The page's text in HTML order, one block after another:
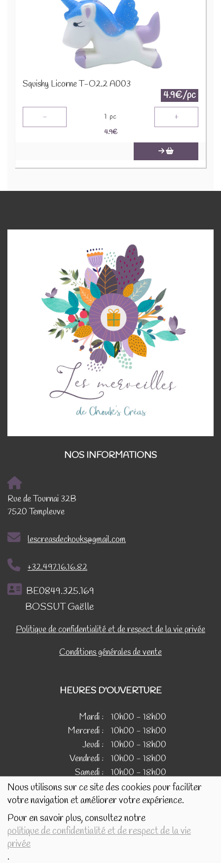
Nous utilisons sur ce site des cookies pour faciliter
votre navigation et améliorer votre expérience.
Pour en savoir plus, consultez notre
politique de confidentialité et de respect de la vie
privée
.
Squishy Licorne T-O2.2 A003
4.9€/pc
- 1 pc +
4.9€
NOS INFORMATIONS
Rue de Tournai 32B
7520 Templeuve
lescreasdechouks@gmail.com
+32.497.16.16.82
BE0849.325.169
BOSSUT Gaëlle
Politique de confidentialité et de respect de la vie privée
Conditions générales de vente
HEURES D'OUVERTURE
Mardi :
10h00 - 18h00
Mercredi :
10h00 - 18h00
Jeudi :
10h00 - 18h00
Vendredi :
10h00 - 18h00
Samedi :
10h00 - 18h00
IMAGES
Les images présentées pour illustrer les produits en vente
sur ce site ne sont pas contractuelles.